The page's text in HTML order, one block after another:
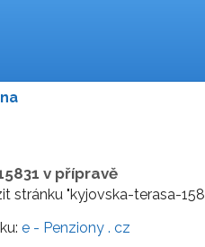
v přípravě
stránku "kyjovska-terasa-
e - Penziony . cz